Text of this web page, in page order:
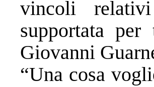
vincoli
supportata
Giovanni
“Una cosa